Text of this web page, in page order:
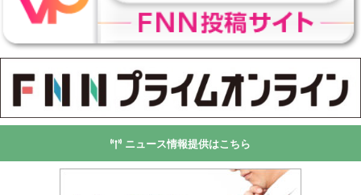
ニュース情報提供はこちら